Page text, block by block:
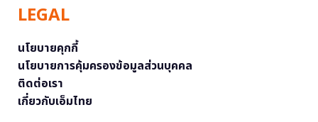
LEGAL
นโยบายคุกกี้
นโยบายการคุ้มครองข้อมูลส่วนบุคคล
ติดต่อเรา
เกี่ยวกับเอ็มไทย